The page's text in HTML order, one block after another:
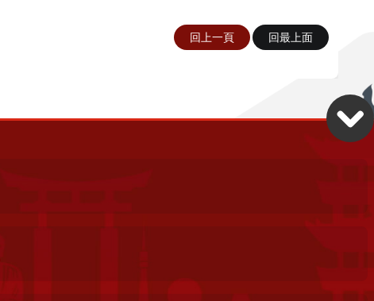
回上一頁 回最上面